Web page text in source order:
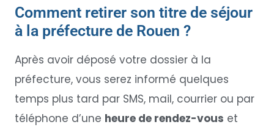
Comment retirer son titre de séjour
à la préfecture de Rouen ?
Après avoir déposé votre dossier à la
préfecture, vous serez informé quelques
temps plus tard par SMS, mail, courrier ou par
téléphone d’une heure de rendez-vous et